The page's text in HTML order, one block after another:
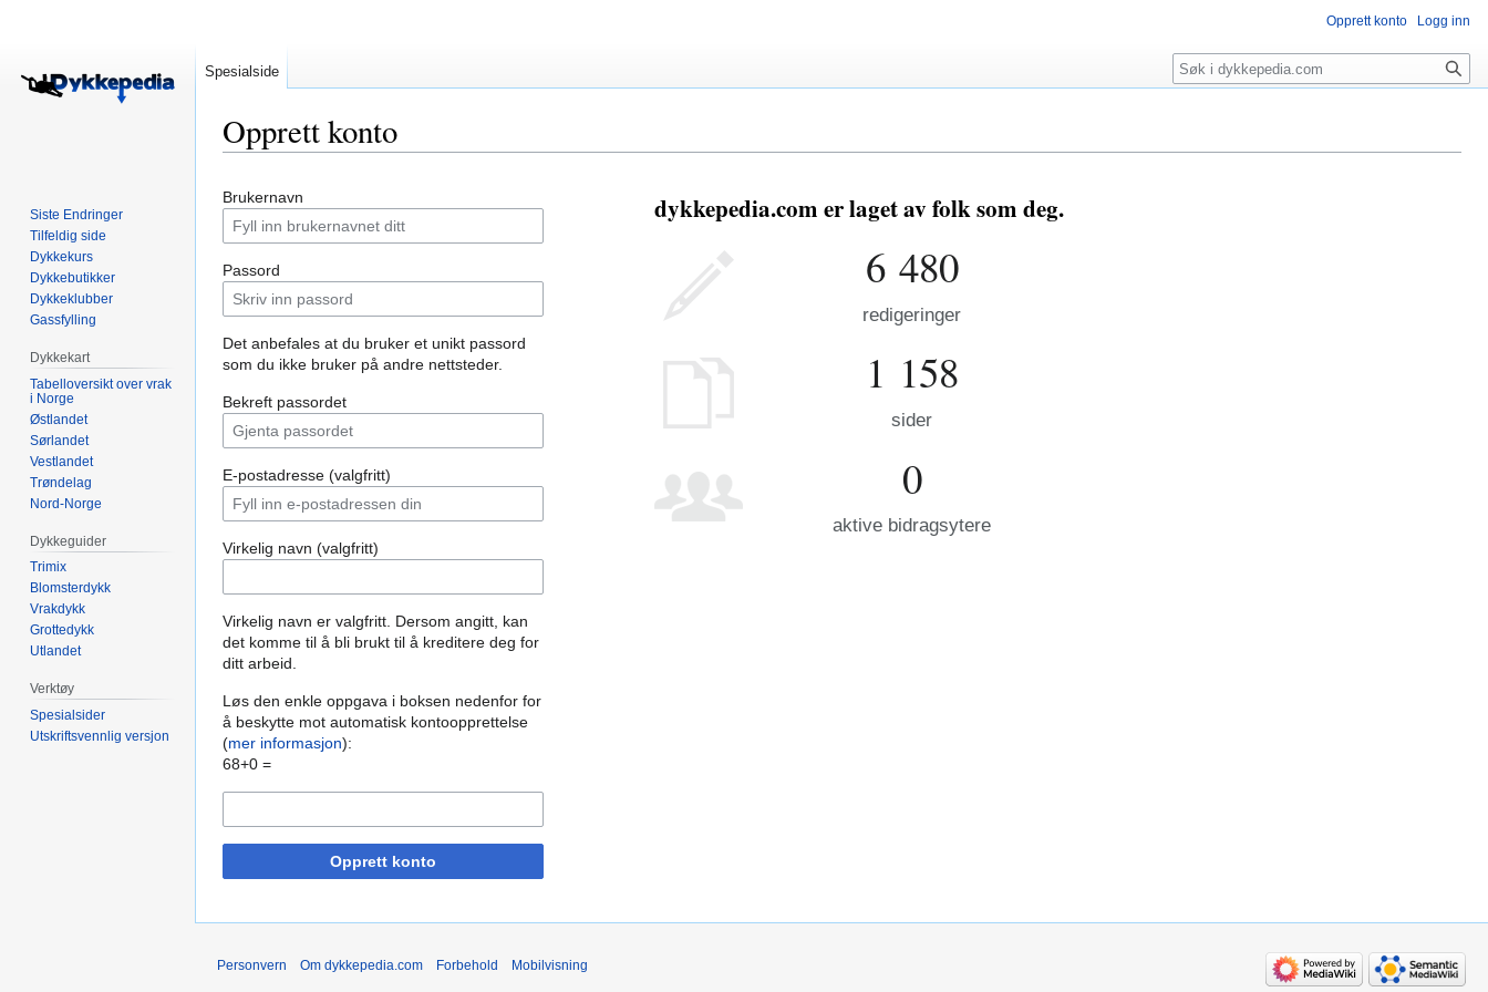
Opprett konto
til
navigering
til
søk
Brukernavn
Passord
Det anbefales at du bruker et unikt passord
som du ikke bruker på andre nettsteder.
Bekreft passordet
E-postadresse (valgfritt)
Virkelig navn (valgfritt)
Virkelig navn er valgfritt. Dersom angitt, kan
det komme til å bli brukt til å kreditere deg for
ditt arbeid.
Løs den enkle oppgava i boksen nedenfor for
å beskytte mot automatisk kontoopprettelse
(mer informasjon):
68+0 =
Opprett konto
dykkepedia.com er laget av folk som deg.
6 480
redigeringer
1 158
sider
0
aktive bidragsytere
Opprett konto Logg inn
Spesialside Søk
Siste Endringer
Tilfeldig side
Dykkekurs
Dykkebutikker
Dykkeklubber
Gassfylling
Dykkekart
Tabelloversikt over vrak
i Norge
Østlandet
Sørlandet
Vestlandet
Trøndelag
Nord-Norge
Dykkeguider
Trimix
Blomsterdykk
Vrakdykk
Grottedykk
Utlandet
Verktøy
Spesialsider
Utskriftsvennlig versjon
Personvern Om dykkepedia.com Forbehold Mobilvisning